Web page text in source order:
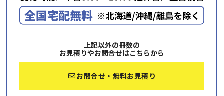
上記以外の冊数の
お見積りやお問合せはこちらから
お問合せ・無料お見積り